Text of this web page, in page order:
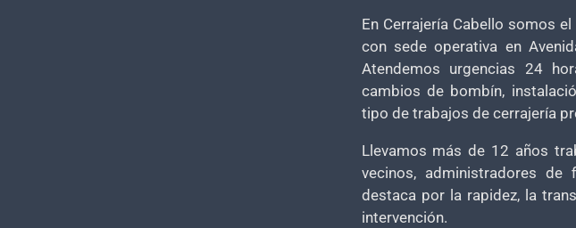
En Cerrajería Cabello somos
con sede operativa en
Atendemos urgencias 24
cambios de bombín,
tipo de trabajos de cerrajería
Llevamos más de 12 años
vecinos, administradores
destaca por la rapidez, la
intervención.